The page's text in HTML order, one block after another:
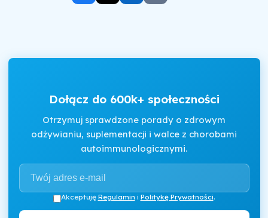
Dołącz do 600k+ społeczności
Otrzymuj sprawdzone porady o zdrowym
odżywianiu, suplementacji i walce z chorobami
autoimmunologicznymi.
Akceptuję Regulamin i Politykę Prywatności.